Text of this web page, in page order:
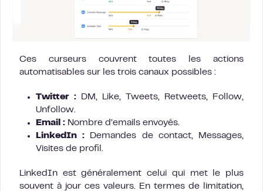
Ces curseurs couvrent toutes les actions
automatisables sur les trois canaux possibles :
Twitter : DM, Like, Tweets, Retweets, Follow,
Unfollow.
Email : Nombre d’emails envoyés.
LinkedIn :
Demandes de contact, Messages,
Visites de profil.
LinkedIn est généralement celui qui met le plus
souvent à jour ces valeurs. En termes de limitation,